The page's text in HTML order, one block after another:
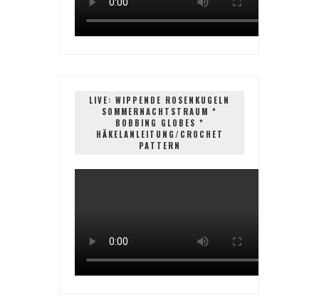
LIVE: WIPPENDE ROSENKUGELN
SOMMERNACHTSTRAUM *
BOBBING GLOBES *
HÄKELANLEITUNG/CROCHET
PATTERN